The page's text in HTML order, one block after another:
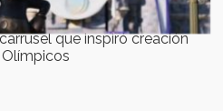
que inspiró creación